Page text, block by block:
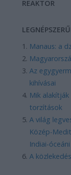
REAKTOR
Manaus: a
Az
kihívásai
Mik
torzítások
A világ
Közép-
Indiai-
A